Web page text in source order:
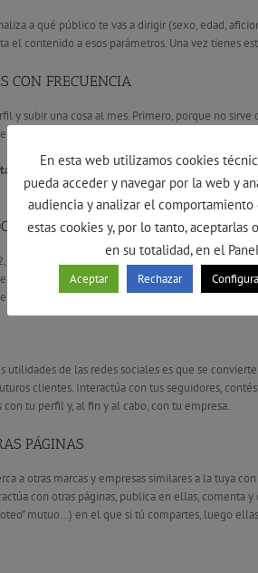
a qué público te vas a dirigir (sexo, edad,
el contenido a esos parámetros. Una vez tienes
CON FRECUENCIA
y subir una cosa al mes. Primero, porque no sirve
puede pensar que ya no estás en activo.
frecuencia, actualiza de vez en cuando las fotos
A CADA RED
hace falta estar en todas, pero en las que estés
(texto, imágenes, hastags y demás). No te
nada atractivo.
utilidades de las redes sociales es que se
clientes. Interactúa con tus seguidores,
tu perfil y, al fin y al cabo, con tu empresa.
PÁGINAS
a otras marcas y empresas similares a la tuya
con otras páginas, publica en ellas, comenta
mutuo…) en el que si tú compartes, luego
En esta web utilizamos cookies
pueda acceder y navegar por la web y
audiencia y analizar el comportamiento
estas cookies y, por lo tanto, aceptarlas
en su totalidad, en el
Aceptar Rechazar